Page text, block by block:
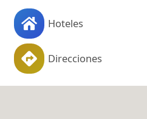
Hoteles
Direcciones